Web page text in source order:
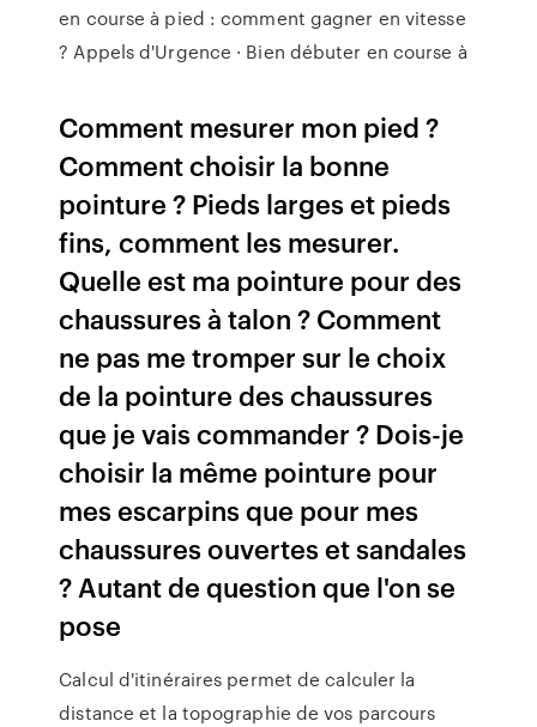
en course à pied : comment gagner en vitesse
? Appels d'Urgence · Bien débuter en course à
Comment mesurer mon pied ?
Comment choisir la bonne
pointure ? Pieds larges et pieds
fins, comment les mesurer.
Quelle est ma pointure pour des
chaussures à talon ? Comment
ne pas me tromper sur le choix
de la pointure des chaussures
que je vais commander ? Dois-je
choisir la même pointure pour
mes escarpins que pour mes
chaussures ouvertes et sandales
? Autant de question que l'on se
pose
Calcul d'itinéraires permet de calculer la
distance et la topographie de vos parcours